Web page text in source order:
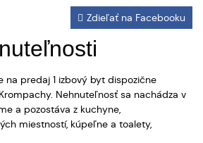
Zdieľať na Facebooku
na predaj 1 izbový byt dispozične
Nehnuteľnosť sa nachádza v
a pozostáva z kuchyne,
miestností, kúpeľne a toalety,